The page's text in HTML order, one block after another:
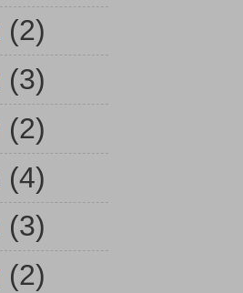
(2)
(3)
(2)
(4)
(3)
(2)